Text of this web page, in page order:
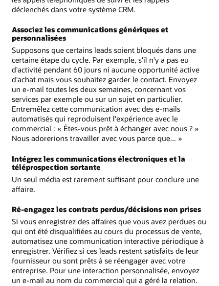
déclenchés dans votre système CRM.
Associez les communications génériques et
personnalisées
Supposons que certains leads soient bloqués dans une
certaine étape du cycle. Par exemple, s'il n'y a pas eu
d'activité pendant 60 jours ni aucune opportunité active
d'achat mais vous souhaitez garder le contact. Envoyez
un e-mail toutes les deux semaines, concernant vos
services par exemple ou sur un sujet en particulier.
Entremêlez cette communication avec des e-mails
automatisés qui reproduisent l'expérience avec le
commercial : « Êtes-vous prêt à échanger avec nous ? »
Nous adorerions travailler avec vous parce que... »
Intégrez les communications électroniques et la
téléprospection sortante
Un seul média est rarement suffisant pour conclure une
affaire.
Ré-engagez les contrats perdus/décisions non prises
Si vous enregistrez des affaires que vous avez perdues ou
qui ont été disqualifiées au cours du processus de vente,
automatisez une communication interactive périodique à
enregistrer. Vérifiez si ces leads restent satisfaits de leur
fournisseur ou sont prêts à se réengager avec votre
entreprise. Pour une interaction personnalisée, envoyez
un e-mail au nom du commercial qui a géré la relation.